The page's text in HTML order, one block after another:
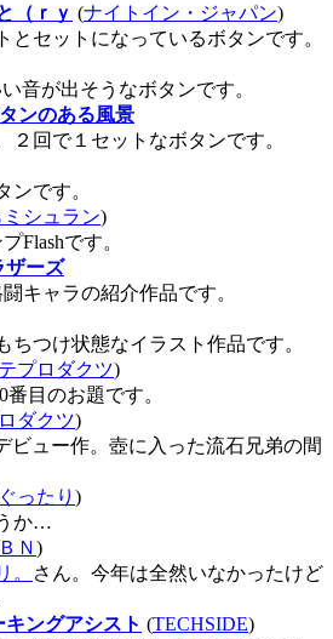
（ｒｙ (ナイトイン・ジャパン)
とセットになっているボタンです。
音が出そうなボタンです。
ンのある風景
２回で１セットなボタンです。
ンです。
シュラン)
Flashです。
ザーズ
キャラの紹介作品です。
ちつけ状態なイラスト作品です。
プロダクツ)
目のお題です。
ダクツ)
ビュー作。壺に入った流石兄弟の間
ぐったり )
か…
Ｎ )
さん。今年は全然いなかったけど
ングアシスト (TECHSIDE)